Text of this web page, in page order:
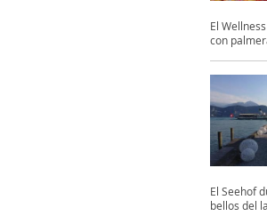
El
con
El Seehof
bellos del